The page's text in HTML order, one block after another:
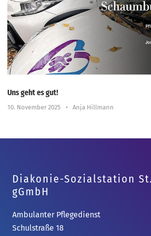
Uns geht es gut!
10. November 2025 • Anja Hillmann
Diakonie-Sozialstation
gGmbH
Ambulanter Pflegedienst
Schulstraße 18